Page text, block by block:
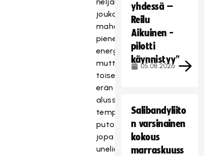
joukossa
mahdollisimman
pienellä
energiankulutuksella,
mutta
toisen
erän
alussa
tempo
putosi
jopa
uneliaaksi.
yhdessä –
Reilu
Aikuinen -
pilotti
käynnistyy”
05.08.2026
Salibandyliito
n varsinainen
kokous
marraskuuss